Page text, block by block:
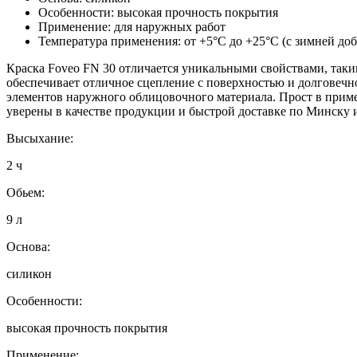
Особенности: высокая прочность покрытия
Применение: для наружных работ
Температура применения: от +5°C до +25°C (с зимней
Краска Foveo FN 30 отличается уникальными свойствами,
обеспечивает отличное сцепление с поверхностью и
элементов наружного облицовочного материала. Прост в
уверены в качестве продукции и быстрой доставке по Минску
Высыхание:
2 ч
Обьем:
9 л
Основа:
силикон
Особенности:
высокая прочность покрытия